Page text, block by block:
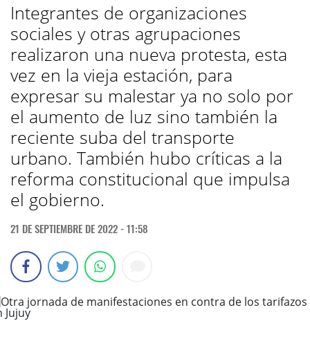
Integrantes de organizaciones
sociales y otras agrupaciones
realizaron una nueva protesta, esta
vez en la vieja estación, para
expresar su malestar ya no solo por
el aumento de luz sino también la
reciente suba del transporte
urbano. También hubo críticas a la
reforma constitucional que impulsa
el gobierno.
21 DE SEPTIEMBRE DE 2022 - 11:58